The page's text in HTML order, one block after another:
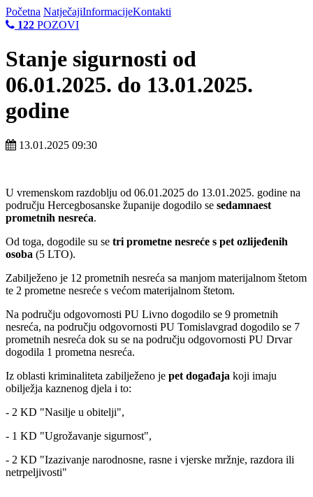
Početna NatječajiInformacijeKontakti
122 POZOVI
Stanje sigurnosti od
06.01.2025. do 13.01.2025.
godine
13.01.2025 09:30
U vremenskom razdoblju od 06.01.2025 do 13.01.2025. godine na
području Hercegbosanske županije dogodilo se sedamnaest
prometnih nesreća.
Od toga, dogodile su se tri prometne nesreće s pet ozlijeđenih
osoba (5 LTO).
Zabilježeno je 12 prometnih nesreća sa manjom materijalnom štetom
te 2 prometne nesreće s većom materijalnom štetom.
Na području odgovornosti PU Livno dogodilo se 9 prometnih
nesreća, na području odgovornosti PU Tomislavgrad dogodilo se 7
prometnih nesreća dok su se na području odgovornosti PU Drvar
dogodila 1 prometna nesreća.
Iz oblasti kriminaliteta zabilježeno je pet događaja koji imaju
obilježja kaznenog djela i to:
- 2 KD "Nasilje u obitelji",
- 1 KD "Ugrožavanje sigurnost",
- 2 KD "Izazivanje narodnosne, rasne i vjerske mržnje, razdora ili
netrpeljivosti"